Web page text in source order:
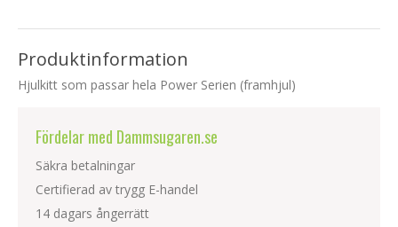
Produktinformation
Hjulkitt som passar hela Power Serien (framhjul)
Fördelar med Dammsugaren.se
Säkra betalningar
Certifierad av trygg E-handel
14 dagars ångerrätt